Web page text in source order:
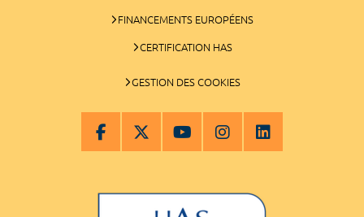
FINANCEMENTS EUROPÉENS
CERTIFICATION HAS
GESTION DES COOKIES